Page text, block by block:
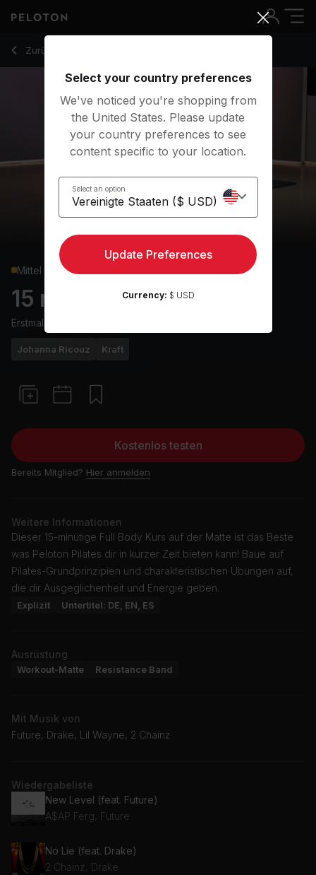
Zurück zu Kraftkurse
Zurück
Mittel
15 min Pilates: Express
Erstmals ausgestrahlt am
Johanna Ricouz Kraft
Kostenlos testen
Bereits Mitglied? Hier anmelden
Weitere Informationen
Dieser 15-minütige Full Body Kurs auf der Matte ist das Beste
was Peloton Pilates dir in kurzer Zeit bieten kann! Baue auf
Pilates-Grundprinzipien und charakteristischen Übungen auf,
die dir Ausgeglichenheit und Energie geben.
Explizit Untertitel: DE, EN, ES
Ausrüstung
Workout-Matte Resistance Band
Mit Musik von
Future, Drake, Lil Wayne, 2 Chainz
Wiedergabeliste
New Level (feat. Future)
A$AP Ferg, Future
No Lie (feat. Drake)
2 Chainz, Drake
Select your country preferences
We've noticed you're shopping from
the United States. Please update
your country preferences to see
content specific to your location.
Select an option
Update Preferences
Currency: $ USD